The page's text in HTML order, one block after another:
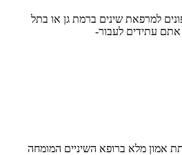
למרפאת שינים ברמת גן או בתל
אתם עתידים לעבור-
אמון מלא ברופא השיניים המומחה